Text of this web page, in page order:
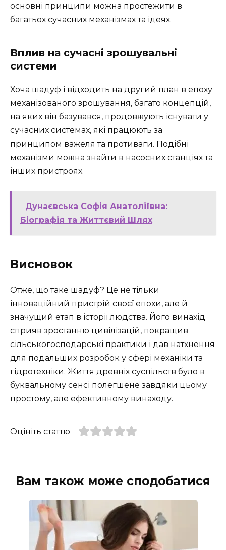
основні принципи можна простежити в
багатьох сучасних механізмах та ідеях.
Вплив на сучасні зрошувальні
системи
Хоча шадуф і відходить на другий план в епоху
механізованого зрошування, багато концепцій,
на яких він базувався, продовжують існувати у
сучасних системах, які працюють за
принципом важеля та противаги. Подібні
механізми можна знайти в насосних станціях та
інших пристроях.
Дунаєвська Софія Анатоліївна:
Біографія та Життєвий Шлях
Висновок
Отже, що таке шадуф? Це не тільки
інноваційний пристрій своєї епохи, але й
значущий етап в історії людства. Його винахід
сприяв зростанню цивілізацій, покращив
сільськогосподарські практики і дав натхнення
для подальших розробок у сфері механіки та
гідротехніки. Життя древніх суспільств було в
буквальному сенсі полегшене завдяки цьому
простому, але ефективному винаходу.
Оцініть статтю
Вам також може сподобатися